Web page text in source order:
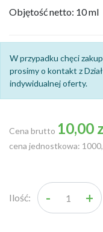
Objętość netto: 10 ml
W przypadku chęci
prosimy o kontakt z
indywidualnej oferty.
Cena brutto 10,00
cena jednostkowa:
Ilość: - +